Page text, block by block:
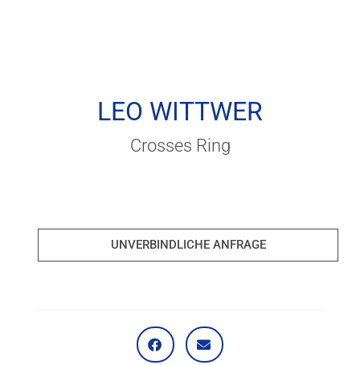
LEO WITTWER
Crosses Ring
UNVERBINDLICHE ANFRAGE